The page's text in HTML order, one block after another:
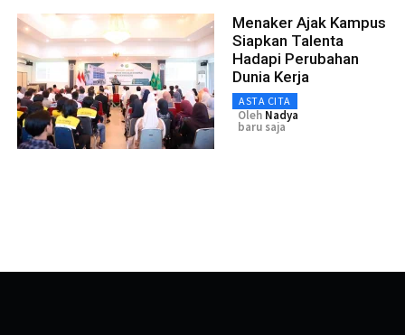
Menaker Ajak Kampus
Siapkan Talenta
Hadapi Perubahan
Dunia Kerja
ASTA CITA
Oleh Nadya
baru saja